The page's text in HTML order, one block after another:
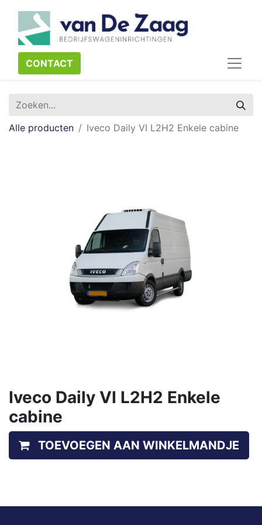
CONTACT​​​​
Alle producten Iveco Daily VI L2H2 Enkele cabine
Iveco Daily VI L2H2 Enkele
cabine
TOEVOEGEN AAN WINKELMANDJE